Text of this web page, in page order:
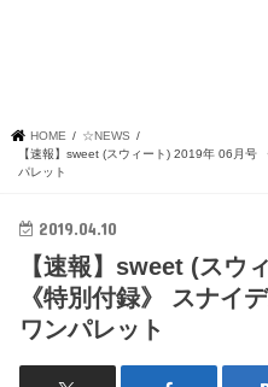
HOME
☆NEWS
【速報】sweet (スウィート) 2019年 06月号
パレット
2019.04.10
【速報】sweet (スウ
《特別付録》 スナイ
ワンパレット